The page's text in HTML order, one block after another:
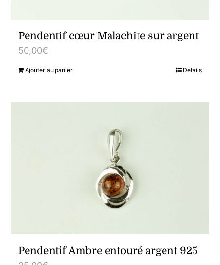
Pendentif cœur Malachite sur argent
50,00€
Ajouter au panier Détails
Pendentif Ambre entouré argent 925